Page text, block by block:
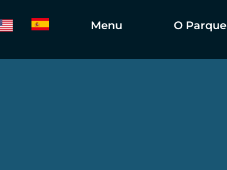
Menu O Parque